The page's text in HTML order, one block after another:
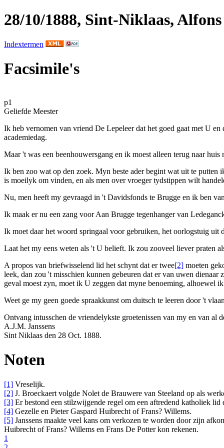
28/10/1888, Sint-Niklaas,
Indextermen
Facsimile's
p1
Geliefde Meester
Ik heb vernomen van vriend De Lepeleerdat het goed gaat met U en
academiedag.
Maar 't was een beenhouwersgang en ik moest alleen terug naar
Ik ben zoo wat op den zoek. Myn beste ader begint wat uit te putten
is moeilyk om vinden, en als men over vroeger tydstippen wilt
Nu, men heeft my gevraagd in 't Davidsfonds te Brugge en ik ben
Ik maak er nu een zang voorAan Brugge tegenhanger van
Ik moet daar het woord springaal voor gebruiken, het oorlogstuig uit
Laat het my eens weten als 't U belieft. Ik zou zooveel liever praten
A propos van briefwisselend lid het schynt dat er twee[2] moeten
leek, dan zou 't misschien kunnen gebeuren dat er van uwen
geval moest zyn, moet ik U zeggen dat myne benoeming, alhoewel
Weet ge my geen goede spraakkunst om duitsch te leeren door 't
Ontvang intusschen de vriendelykste groetenissen van my en van al
A.J.M. Janssens
Sint Niklaas den 28 Oct. 1888.
Noten
[1] Vreselijk.
[2] J. Broeckaert volgde Nolet de Brauwere van Steeland op als
[3] Er bestond een stilzwijgende regel om een aftredend katholiek
[4] Gezelle en Pieter Gaspard Huibrecht of Frans? Willems.
[5] Janssens maakte veel kans om verkozen te worden door zijn
Huibrecht of Frans? Willems en Frans De Potter kon rekenen.
1